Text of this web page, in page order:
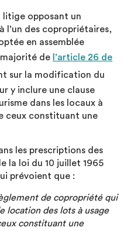
litige opposant un
l’un des copropriétaires,
en assemblée
de l’article 26 de
sur la modification du
y inclure une clause
dans les locaux à
ceux constituant une
les prescriptions des
la loi du 10 juillet 1965
prévoient que :
de copropriété qui
location des lots à usage
constituant une